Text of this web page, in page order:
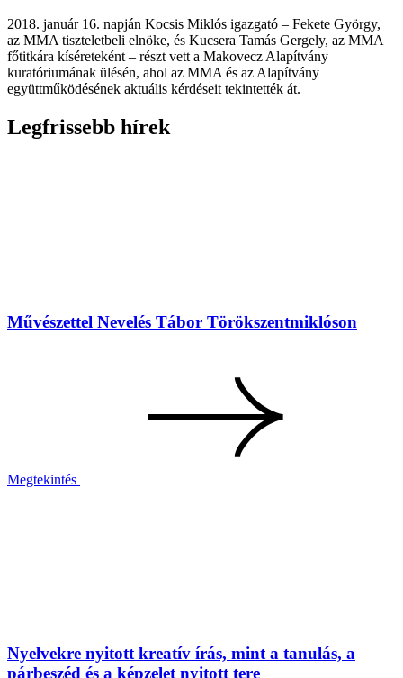
2018. január 16. napján Kocsis Miklós igazgató – Fekete György,
az MMA tiszteletbeli elnöke, és Kucsera Tamás Gergely, az MMA
főtitkára kíséreteként – részt vett a Makovecz Alapítvány
kuratóriumának ülésén, ahol az MMA és az Alapítvány
együttműködésének aktuális kérdéseit tekintették át.
Legfrissebb hírek
Művészettel Nevelés Tábor Törökszentmiklóson
Megtekintés
Nyelvekre nyitott kreatív írás, mint a tanulás, a
párbeszéd és a képzelet nyitott tere